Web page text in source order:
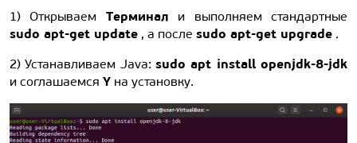
1) Открываем Терминал и выполняем стандартные
sudo apt-get update , а после sudo apt-get upgrade .
2) Устанавливаем Java: sudo apt install openjdk-8-jdk
и соглашаемся Y на установку.